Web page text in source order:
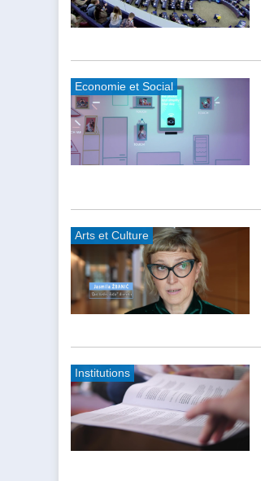
Economie et Social
Arts et Culture
Institutions